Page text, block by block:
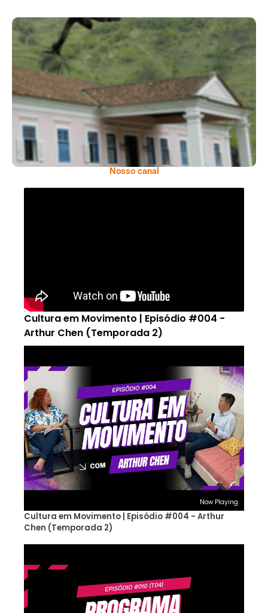
Serra: Fazenda Santa Cecília – Um Legado
Histórico Repleto De Beleza
Nosso canal
Cultura em Movimento | Episódio #004 -
Arthur Chen (Temporada 2)
Now Playing
Cultura em Movimento | Episódio #004 - Arthur
Chen (Temporada 2)